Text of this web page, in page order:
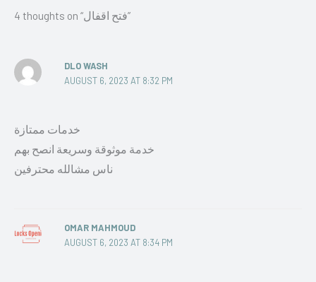
4 thoughts on “فتح اقفال”
DLO WASH
AUGUST 6, 2023 AT 8:32 PM
خدمات ممتازة
خدمة موثوقة وسريعة انصح بهم
ناس مشالله محترفين
OMAR MAHMOUD
AUGUST 6, 2023 AT 8:34 PM